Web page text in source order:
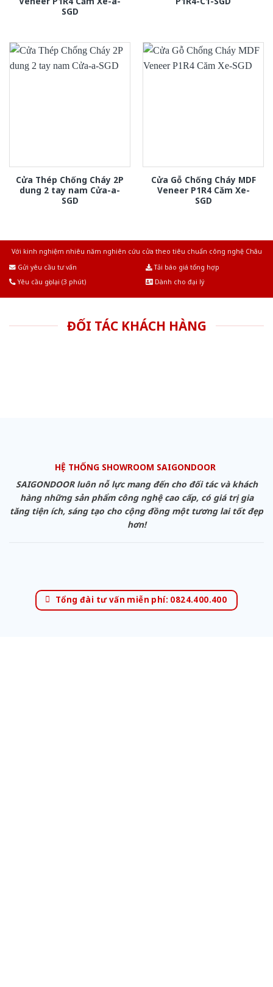
SGD
Cửa Thép Chống Cháy 2P
dung 2 tay nam Cửa-a-
SGD
Cửa Gỗ Chống Cháy MDF
Veneer P1R4 Căm Xe-
SGD
Với kinh nghiệm nhiêu năm nghiên cứu cửa theo tiêu chuẩn công nghệ Châu
Gửi yêu cầu tư vấn
Tải báo giá tổng hợp
Yêu cầu gọi lại (3 phút)
Dành cho đại lý
ĐỐI TÁC KHÁCH HÀNG
HỆ THỐNG SHOWROOM SAIGONDOOR
SAIGONDOOR luôn nỗ lực mang đến cho đối tác và khách
hàng những sản phẩm công nghệ cao cấp, có giá trị gia
tăng tiện ích, sáng tạo cho cộng đồng một tương lai tốt đẹp
hơn!
Tổng đài tư vấn miễn phí: 0824.400.400